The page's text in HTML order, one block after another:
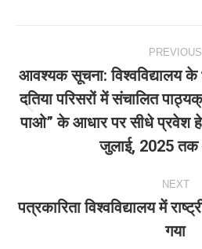
navigation
PREVIOUS
post:
आवश्‍यक सूचना: विश्‍वविद्यालय के
दतिया परिसरों में संचालित
पाओ” के आधार पर सीधे प्रवेश
जुलाई, 2025 तक
NEXT
Next
post:
पत्रकारिता विश्वविद्यालय में
गया